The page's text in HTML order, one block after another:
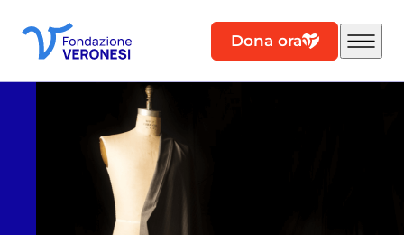
Dona ora